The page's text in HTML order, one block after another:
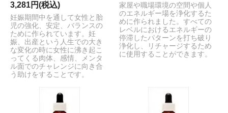
3,281円(税込)
妊娠期間中を通して女性と胎
児の強化、安定、バランスの
ために作られています。妊
娠、出産という人生での大き
な変化の時に女性に沸き起こ
ってくる肉体、感情、メンタ
ル面でのチャレンジに向き合
う助けをすることです。
家屋や職場環境の空間や個人
のエネルギー場を浄化するた
めに作られました。すべての
レベルにおけるエネルギーの
停滞したパターンを打ち破り
浄化し、リチャージするため
に使用することができます。